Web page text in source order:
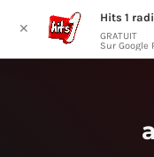
✕
Hits 1
GRATUIT
Sur Google